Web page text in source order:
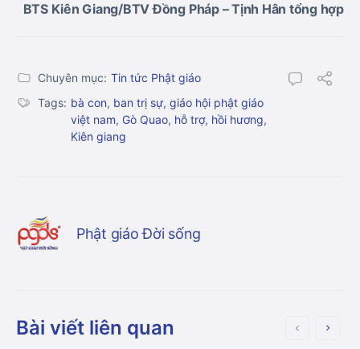
BTS Kiên Giang/BTV Đồng Pháp – Tịnh Hân tổng hợp
Chuyên mục: Tin tức Phật giáo
Tags: bà con, ban trị sự, giáo hội phật giáo
việt nam, Gò Quao, hỗ trợ, hồi hương,
Kiên giang
Phật giáo Đời sống
Bài viết liên quan